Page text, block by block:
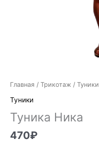
Главная / Трикотаж / Туники
Туники
Туника Ника
470₽